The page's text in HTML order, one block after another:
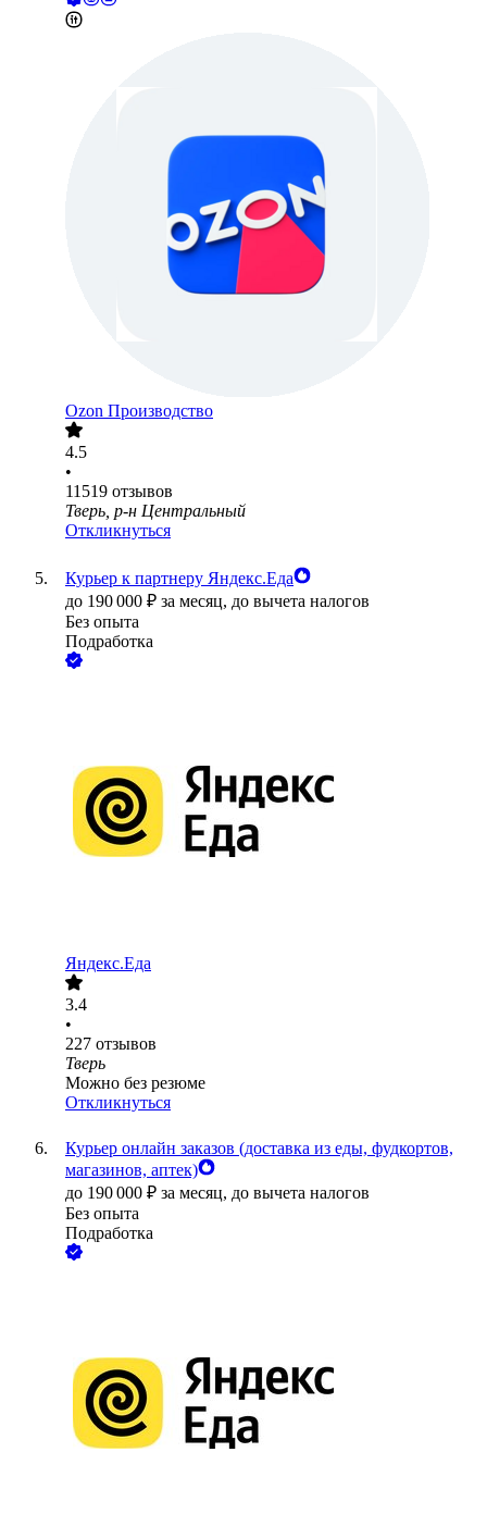
Ozon Производство
4.5
•
11519 отзывов
Тверь, р-н Центральный
Откликнуться
Курьер к партнеру Яндекс.Еда
до 190 000 ₽ за месяц, до вычета налогов
Без опыта
Подработка
Яндекс.Еда
3.4
•
227 отзывов
Тверь
Можно без резюме
Откликнуться
Курьер онлайн заказов (доставка из еды, фудкортов,
магазинов, аптек)
до 190 000 ₽ за месяц, до вычета налогов
Без опыта
Подработка